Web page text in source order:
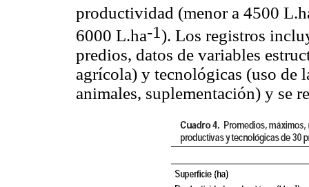
productividad (menor a 4500
6000 L.ha-1). Los registros
predios, datos de variables
agrícola) y tecnológicas (uso de
animales, suplementación) y se